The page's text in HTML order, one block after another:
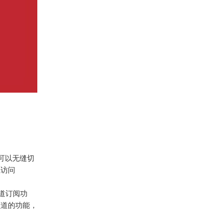
以无缝切
问
订阅功
的功能，